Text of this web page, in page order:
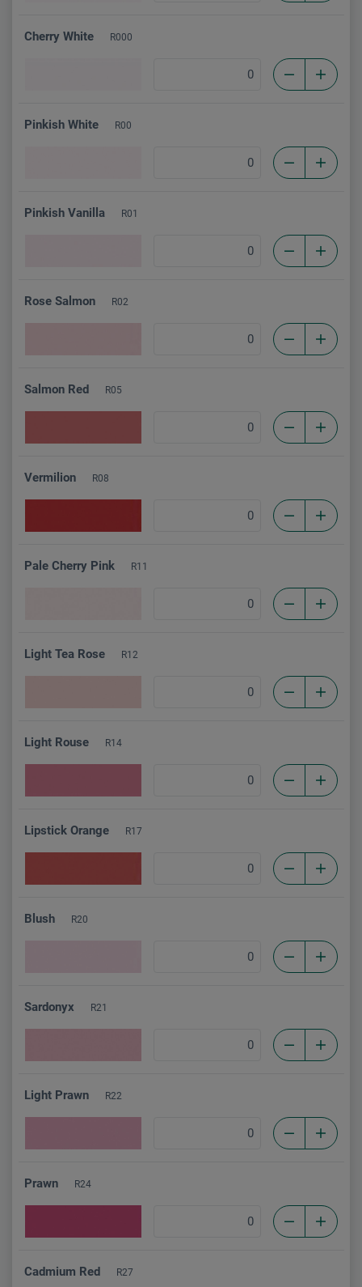
Cherry White R000
Pinkish White R00
Pinkish Vanilla R01
Rose Salmon R02
Salmon Red R05
Vermilion R08
Pale Cherry Pink R11
Light Tea Rose R12
Light Rouse R14
Lipstick Orange R17
Blush R20
Sardonyx R21
Light Prawn R22
Prawn R24
Cadmium Red R27